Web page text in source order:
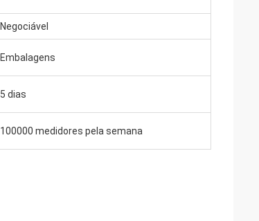
Negociável
Embalagens
5 dias
100000 medidores pela semana